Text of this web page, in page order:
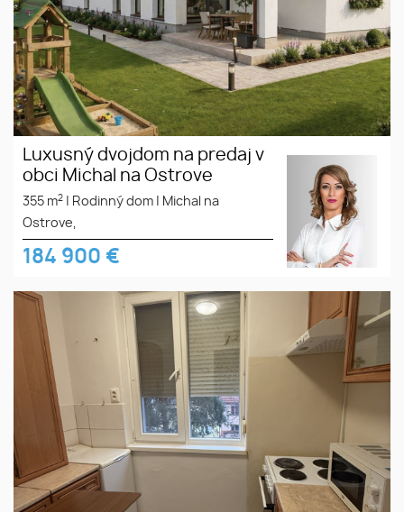
Luxusný dvojdom na predaj v
obci Michal na Ostrove
355 m2 Rodinný dom
Michal na
Ostrove,
184 900 €